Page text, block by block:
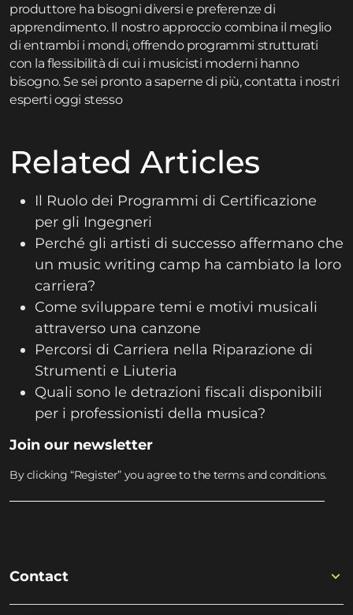
produttore ha bisogni diversi e preferenze di
apprendimento. Il nostro approccio combina il meglio
di entrambi i mondi, offrendo programmi strutturati
con la flessibilità di cui i musicisti moderni hanno
bisogno. Se sei pronto a saperne di più, contatta i nostri
esperti oggi stesso
Related Articles
Il Ruolo dei Programmi di Certificazione
per gli Ingegneri
Perché gli artisti di successo affermano che
un music writing camp ha cambiato la loro
carriera?
Come sviluppare temi e motivi musicali
attraverso una canzone
Percorsi di Carriera nella Riparazione di
Strumenti e Liuteria
Quali sono le detrazioni fiscali disponibili
per i professionisti della musica?
Join our newsletter
By clicking “Register” you agree to the terms and conditions.
Contact